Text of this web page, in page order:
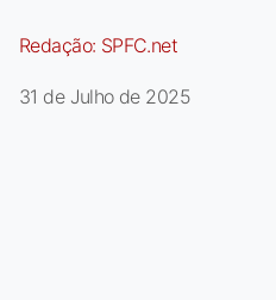
Redação: SPFC.net
31 de Julho de 2025